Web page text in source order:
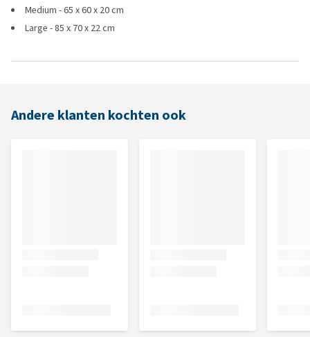
Medium - 65 x 60 x 20 cm
Large - 85 x 70 x 22 cm
Andere klanten kochten ook